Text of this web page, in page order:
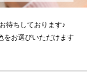
待ちしております♪
をお選びいただけます